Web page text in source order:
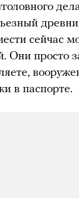
сейчас
Они просто
в паспорте.